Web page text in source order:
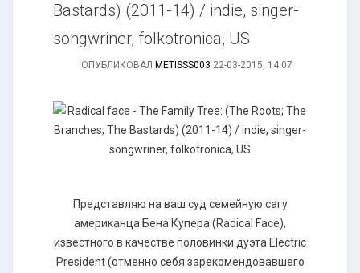
Bastards) (2011-14) / indie, singer-
songwriner, folkotronica, US
ОПУБЛИКОВАЛ METISSS003 22-03-2015, 14:07
Представляю на ваш суд семейную сагу
американца Бена Купера (Radical Face),
известного в качестве половинки дуэта Electric
President (отменно себя зарекомендовавшего